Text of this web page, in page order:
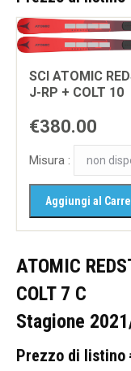
SCI ATOMIC
J-RP + COLT 10
€380.00
Misura :
ATOMIC
COLT 7 C
Stagione
Prezzo di listino